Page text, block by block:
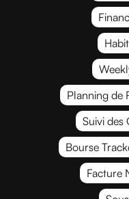
Planning de
Suivi des
Bourse
Facture